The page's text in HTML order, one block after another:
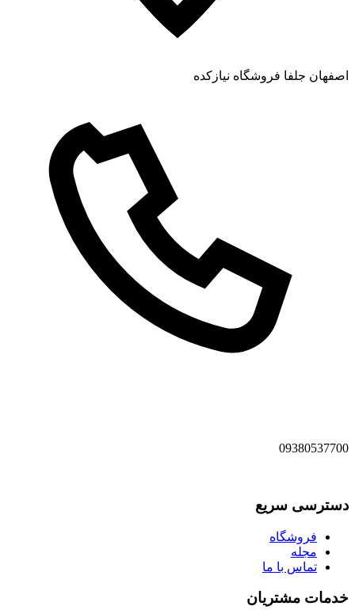
اصفهان جلفا فروشگاه نیازکده
09380537700
دسترسی سریع
فروشگاه
مجله
تماس با ما
خدمات مشتریان